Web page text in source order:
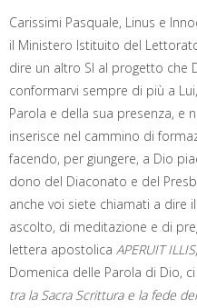
Carissimi Pasquale, Linus e
il Ministero Istituito del
dire un altro SI al progetto che
conformarvi sempre di più a
Parola e della sua presenza, e
inserisce nel cammino di
facendo, per giungere, a Dio
dono del Diaconato e del
anche voi siete chiamati a dire
ascolto, di meditazione e di
lettera apostolica APERUIT ILLIS
Domenica delle Parola di Dio,
tra la Sacra Scrittura e la fede